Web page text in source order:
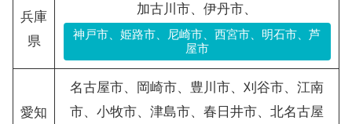
兵庫
県
加古川市、伊丹市、
神戸市、姫路市、尼崎市、西宮市、明石市、芦
屋市
愛知
名古屋市、岡崎市、豊川市、刈谷市、江南
市、小牧市、津島市、春日井市、北名古屋